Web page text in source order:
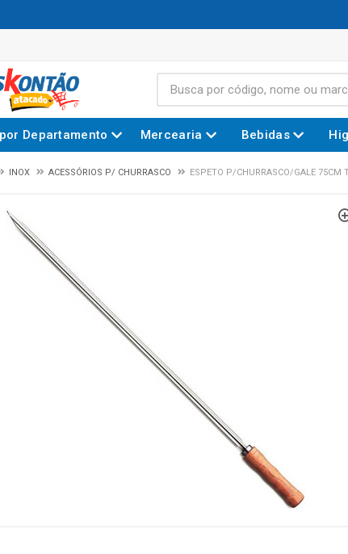
Departamento Mercearia Bebidas
INOX ACESSÓRIOS P/ CHURRASCO ESPETO P/CHURRASCO/GALE 75CM